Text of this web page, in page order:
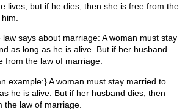
lives; but if he dies, then she is free from the
law says about marriage: A woman must stay
as long as he is alive. But if her husband
from the law of marriage.
example:} A woman must stay married to
he is alive. But if her husband dies, then
the law of marriage.